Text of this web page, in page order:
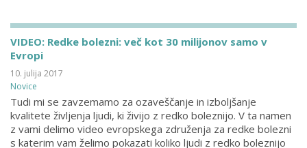
VIDEO: Redke bolezni: več kot 30 milijonov samo v
Evropi
10. julija 2017
Novice
Tudi mi se zavzemamo za ozaveščanje in izboljšanje
kvalitete življenja ljudi, ki živijo z redko boleznijo. V ta namen
z vami delimo video evropskega združenja za redke bolezni
s katerim vam želimo pokazati koliko ljudi z redko boleznijo